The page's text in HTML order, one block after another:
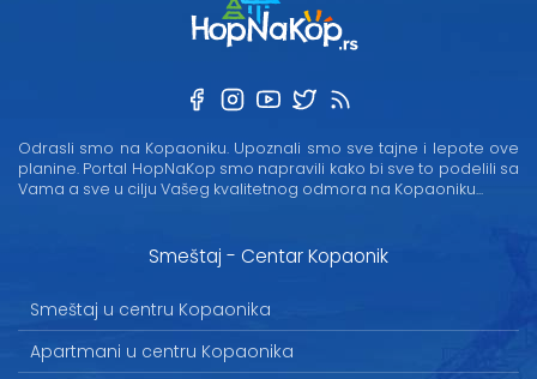
Odrasli smo na Kopaoniku. Upoznali smo sve tajne i lepote ove
planine. Portal HopNaKop smo napravili kako bi sve to podelili sa
Vama a sve u cilju Vašeg kvalitetnog odmora na Kopaoniku...
Smeštaj - Centar Kopaonik
Smeštaj u centru Kopaonika
Apartmani u centru Kopaonika